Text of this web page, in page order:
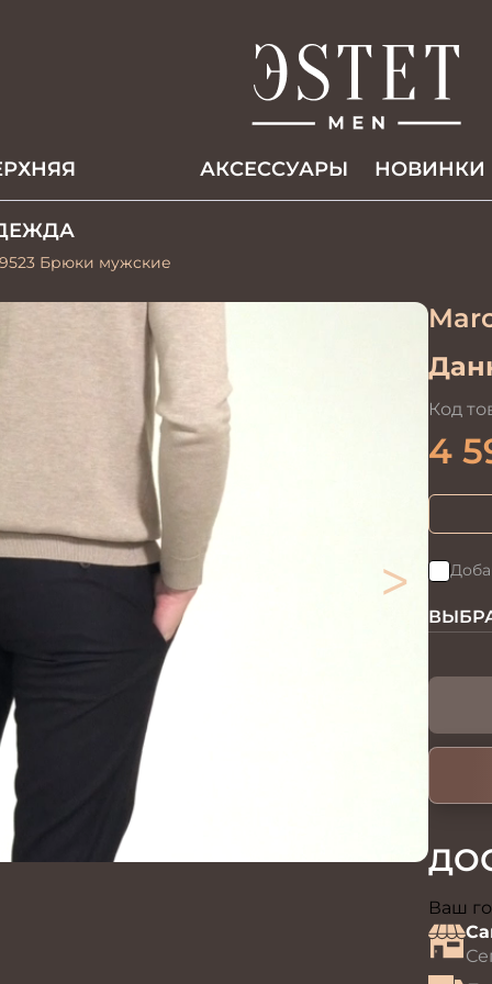
АКCЕССУАРЫ НОВИНКИ
9523 Брюки мужские
>
Код
4
Ваш